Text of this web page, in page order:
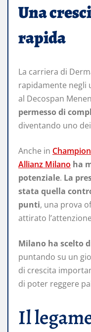
Una
rapida
La carriera di
rapidamente negli
al Decospan
permesso di
diventando uno
Anche in
Allianz Milano ha
potenziale. La
stata quella
punti, una prova
attirato
Milano ha scelto
puntando su un
di crescita
di poter reggere
Il